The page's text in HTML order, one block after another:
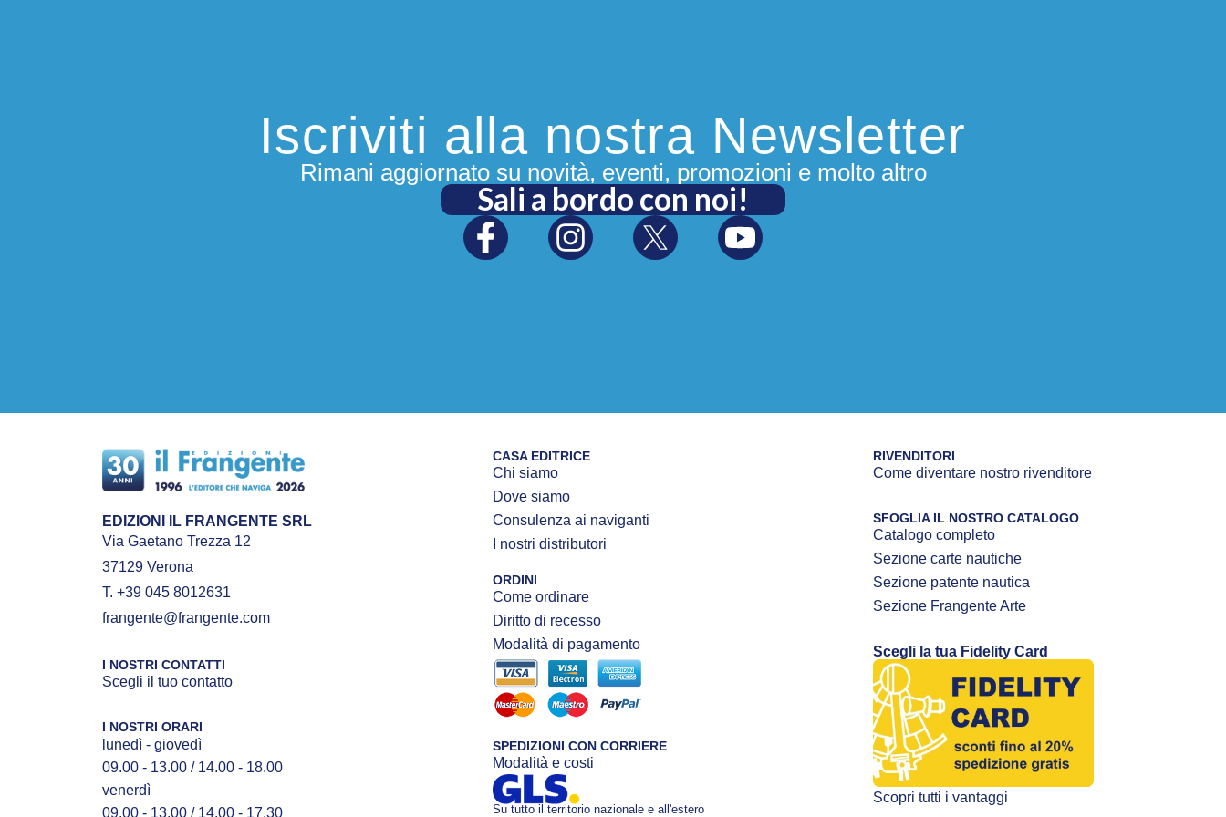
Iscriviti alla nostra Newsletter
Rimani aggiornato su novità, eventi, promozioni e molto altro
Sali a bordo con noi!
EDIZIONI IL FRANGENTE SRL
Via Gaetano Trezza 12
37129 Verona
T. +39 045 8012631
frangente@frangente.com
I NOSTRI CONTATTI
Scegli il tuo contatto
I NOSTRI ORARI
lunedì - giovedì
09.00 - 13.00 / 14.00 - 18.00
venerdì
09.00 - 13.00 / 14.00 - 17.30
CASA EDITRICE
Chi siamo
Dove siamo
Consulenza ai naviganti
I nostri distributori
ORDINI
Come ordinare
Diritto di recesso
Modalità di pagamento
SPEDIZIONI CON CORRIERE
Modalità e costi
Su tutto il territorio nazionale e all'estero
RIVENDITORI
Come diventare nostro rivenditore
SFOGLIA IL NOSTRO CATALOGO
Catalogo completo
Sezione carte nautiche
Sezione patente nautica
Sezione Frangente Arte
Scegli la tua Fidelity Card
Scopri tutti i vantaggi